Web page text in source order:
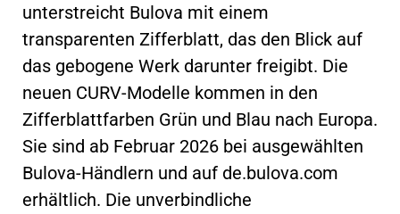
unterstreicht Bulova mit einem
transparenten Zifferblatt, das den Blick auf
das gebogene Werk darunter freigibt. Die
neuen CURV-Modelle kommen in den
Zifferblattfarben Grün und Blau nach Europa.
Sie sind ab Februar 2026 bei ausgewählten
Bulova-Händlern und auf de.bulova.com
erhältlich. Die unverbindliche